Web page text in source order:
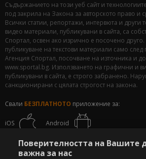
Съдържанието на този уеб сайт и
под закрила на Закона за авторското право и
Всички статии, репортажи, интервюта и други
видео материали, публикувани в сайта, са
Спортал, освен ако изрично е посочено друго.
публикуване на текстови материали само
Агенция Спортал, посочване на източника и
www.sportal.bg. Използването на графични и
публикувани в сайта, е строго забранено.
санкционирани с цялата строгост на закона.
Свали БЕЗПЛАТНОТО приложение за:
iOS Android
Powered by:
Поверителността на Вашите
важна за нас